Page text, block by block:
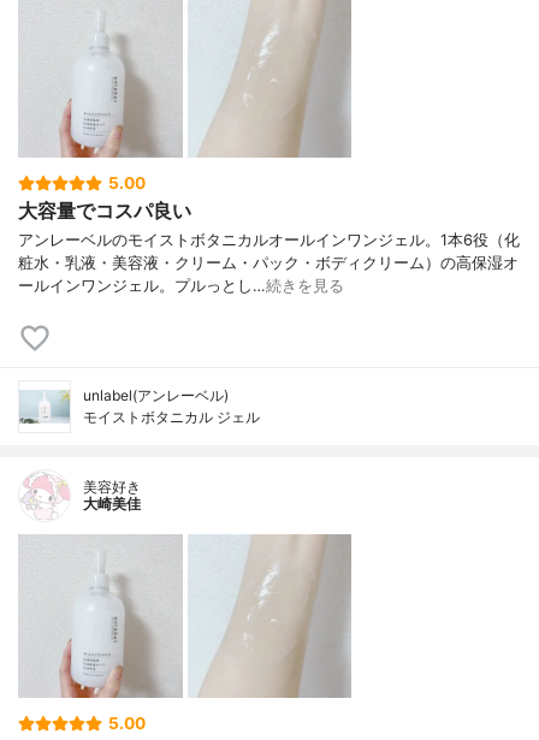
5.00
大容量でコスパ良い
アンレーベルのモイストボタニカルオールインワンジェル。1本6役（化
粧水・乳液・美容液・クリーム・パック・ボディクリーム）の高保湿オ
ールインワンジェル。プルっとし…続きを見る
unlabel(アンレーベル)
モイストボタニカル ジェル
美容好き
大崎美佳
5.00